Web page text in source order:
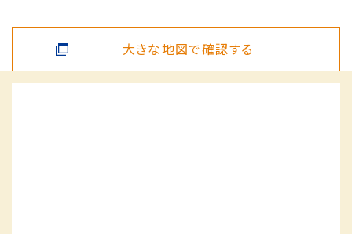
大きな地図で確認する